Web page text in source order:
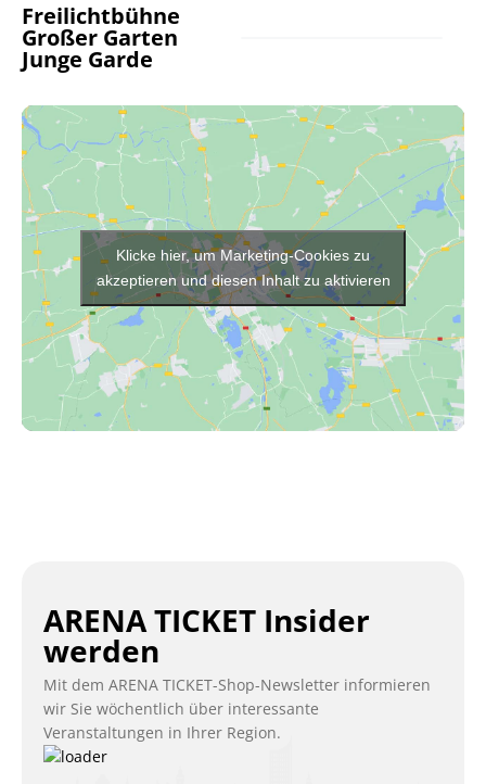
Freilichtbühne
Großer Garten
Junge Garde
Klicke hier, um Marketing-Cookies zu
akzeptieren und diesen Inhalt zu aktivieren
ARENA TICKET Insider
werden
Mit dem ARENA TICKET-Shop-Newsletter informieren
wir Sie wöchentlich über interessante
Veranstaltungen in Ihrer Region.